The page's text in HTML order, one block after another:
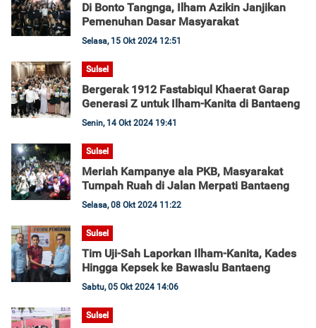
Di Bonto Tangnga, Ilham Azikin Janjikan
Pemenuhan Dasar Masyarakat
Selasa, 15 Okt 2024 12:51
Sulsel
Bergerak 1912 Fastabiqul Khaerat Garap
Generasi Z untuk Ilham-Kanita di Bantaeng
Senin, 14 Okt 2024 19:41
Sulsel
Meriah Kampanye ala PKB, Masyarakat
Tumpah Ruah di Jalan Merpati Bantaeng
Selasa, 08 Okt 2024 11:22
Sulsel
Tim Uji-Sah Laporkan Ilham-Kanita, Kades
Hingga Kepsek ke Bawaslu Bantaeng
Sabtu, 05 Okt 2024 14:06
Sulsel